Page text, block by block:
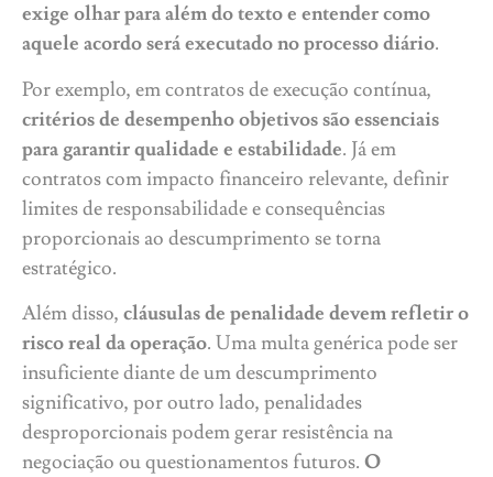
exige olhar para além do texto e entender como
aquele acordo será executado no processo diário.
Por exemplo, em contratos de execução contínua,
critérios de desempenho objetivos são essenciais
para garantir qualidade e estabilidade. Já em
contratos com impacto financeiro relevante, definir
limites de responsabilidade e consequências
proporcionais ao descumprimento se torna
estratégico.
Além disso, cláusulas de penalidade devem refletir o
risco real da operação. Uma multa genérica pode ser
insuficiente diante de um descumprimento
significativo, por outro lado, penalidades
desproporcionais podem gerar resistência na
negociação ou questionamentos futuros. O